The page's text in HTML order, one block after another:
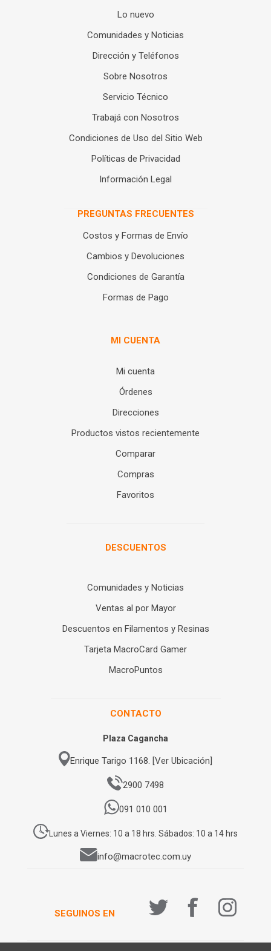
Lo nuevo
Comunidades y Noticias
Dirección y Teléfonos
Sobre Nosotros
Servicio Técnico
Trabajá con Nosotros
Condiciones de Uso del Sitio Web
Políticas de Privacidad
Información Legal
PREGUNTAS FRECUENTES
Costos y Formas de Envío
Cambios y Devoluciones
Condiciones de Garantía
Formas de Pago
MI CUENTA
Mi cuenta
Órdenes
Direcciones
Productos vistos recientemente
Comparar
Compras
Favoritos
DESCUENTOS
Comunidades y Noticias
Ventas al por Mayor
Descuentos en Filamentos y Resinas
Tarjeta MacroCard Gamer
MacroPuntos
CONTACTO
Plaza Cagancha
Enrique Tarigo 1168. [Ver Ubicación]
2900 7498
091 010 001
Lunes a Viernes: 10 a 18 hrs. Sábados: 10 a 14 hrs
info@macrotec.com.uy
SEGUINOS EN